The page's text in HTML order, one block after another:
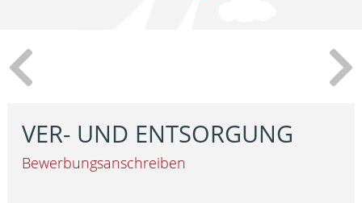
VER- UND ENTSORGUNG
Bewerbungsanschreiben